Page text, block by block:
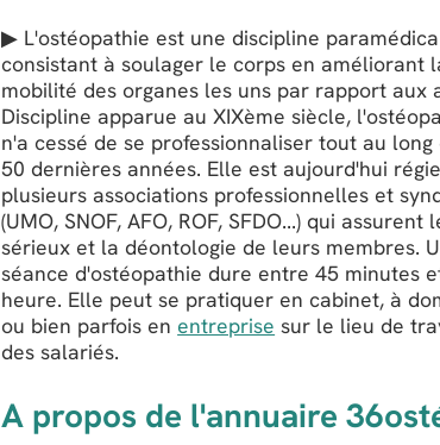
▶ L'ostéopathie est une discipline
consistant à soulager le corps en améliorant
mobilité des organes les uns par rapport aux
Discipline apparue au XIXème siècle,
n'a cessé de se professionnaliser tout au long
50 dernières années. Elle est aujourd'hui
plusieurs associations professionnelles et
(UMO, SNOF, AFO, ROF, SFDO...) qui assurent
sérieux et la déontologie de leurs membres.
séance d'ostéopathie dure entre 45 minutes
heure. Elle peut se pratiquer en cabinet, à
ou bien parfois en entreprise sur le lieu de
des salariés.
A propos de l'annuaire